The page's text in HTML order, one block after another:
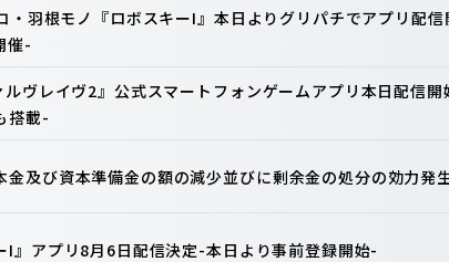
・羽根モノ『ロボスキーI』本日よりグリパチでアプリ配
催-
ルヴレイヴ2』公式スマートフォンゲームアプリ本日配信
搭載-
金及び資本準備金の額の減少並びに剰余金の処分の効力発
I』アプリ8月6日配信決定-本日より事前登録開始-